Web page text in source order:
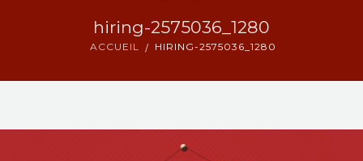
hiring-2575036_1280
ACCUEIL HIRING-2575036_1280